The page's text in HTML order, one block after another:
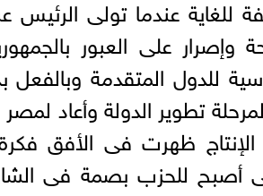
للغاية عندما تولى الرئيس
وإصرار على العبور
للدول المتقدمة
تطوير الدولة وأعاد
الإنتاج ظهرت فى الأفق
أصبح للحزب بصمة فى